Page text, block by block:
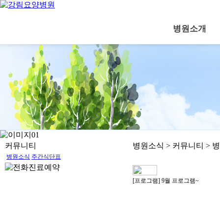
병원소개
커뮤니티
병원소식 주간식단표
병원소식 > 커뮤니티 >
[프로그램] 9월 프로그램~